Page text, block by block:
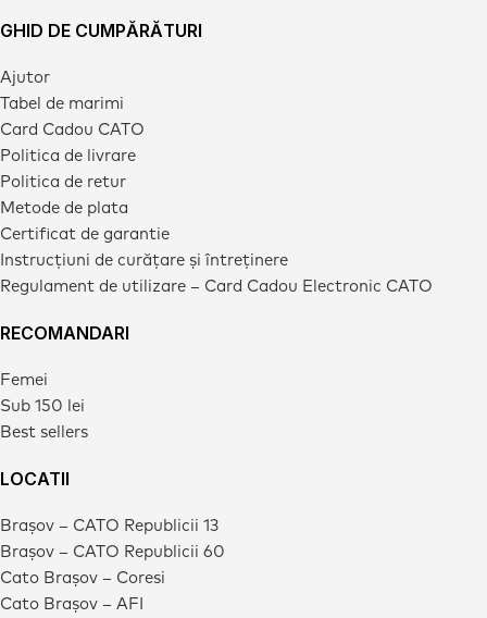
GHID DE CUMPĂRĂTURI
Ajutor
Tabel de marimi
Card Cadou CATO
Politica de livrare
Politica de retur
Metode de plata
Certificat de garantie
Instrucțiuni de curățare și întreținere
Regulament de utilizare – Card Cadou Electronic CATO
RECOMANDARI
Femei
Sub 150 lei
Best sellers
LOCATII
Brașov – CATO Republicii 13
Brașov – CATO Republicii 60
Cato Brașov – Coresi
Cato Brașov – AFI